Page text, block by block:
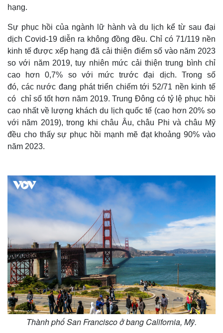
Thế giới
Quan sát
Cuộc sống đó đây
Hồ sơ
Multimedia
Video
Ảnh
E-Magazine
hạng.
Sự phục hồi của ngành lữ hành và du lịch kể từ sau đại
dịch Covid-19 diễn ra không đồng đều. Chỉ có 71/119 nền
kinh tế được xếp hạng đã cải thiện điểm số vào năm 2023
so với năm 2019, tuy nhiên mức cải thiện trung bình chỉ
cao hơn 0,7% so với mức trước đại dịch. Trong số
đó, các nước đang phát triển chiếm tới 52/71 nền kinh tế
có chỉ số tốt hơn năm 2019. Trung Đông có tỷ lệ phục hồi
cao nhất về lượng khách du lịch quốc tế (cao hơn 20% so
với năm 2019), trong khi châu Âu, châu Phi và châu Mỹ
đều cho thấy sự phục hồi mạnh mẽ đạt khoảng 90% vào
năm 2023.
Thành phố San Francisco ở bang California, Mỹ.